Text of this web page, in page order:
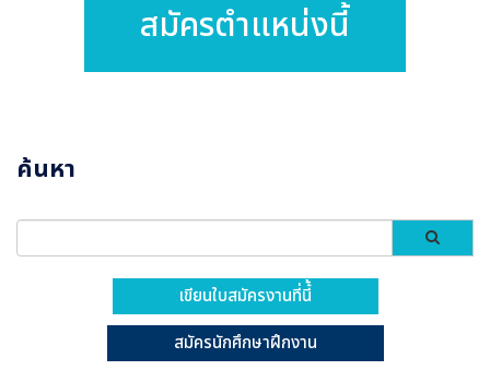
สมัครตำแหน่งนี้
ค้นหา
เขียนใบสมัครงานที่นี้้
สมัครนักศึกษาฝึกงาน